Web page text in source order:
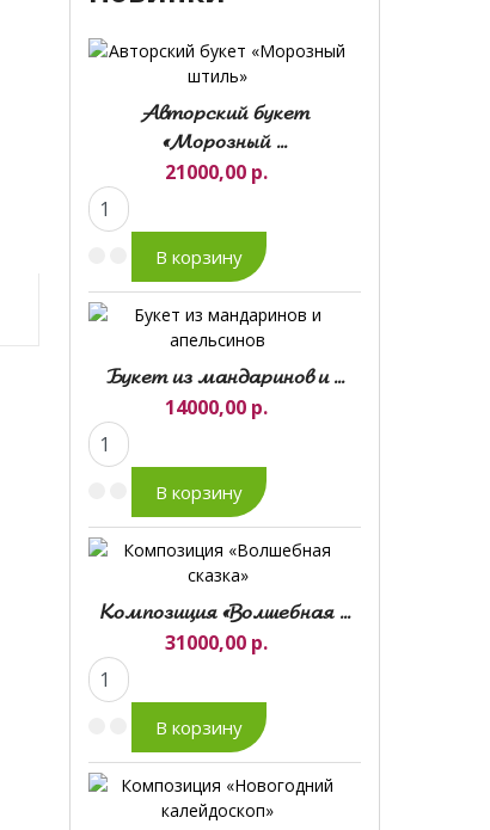
Авторский букет
«Морозный ...
21000,00 р.
Букет из мандаринов и ...
14000,00 р.
Композиция «Волшебная ...
31000,00 р.